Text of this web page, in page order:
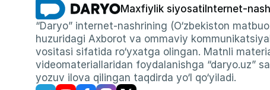
Maxfiylik siyosati Internet-
“Daryo” internet-nashrining (O‘zbekiston
huzuridagi Axborot va ommaviy
vositasi sifatida ro‘yxatga olingan. Matnli
videomateriallaridan foydalanishga “daryo.uz”
yozuv ilova qilingan taqdirda yo‘l qo‘yiladi.